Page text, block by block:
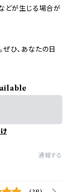
どが生じる場合が
ひ、あなたの日
通報する